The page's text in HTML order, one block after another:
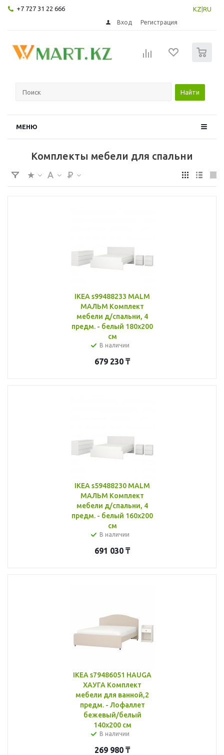
+7 727 31 22 666 KZ RU
Вход Регистрация
Найти
МЕНЮ
Комплекты мебели для спальни
IKEA s99488233 MALM
МАЛЬМ Комплект
мебели д/спальни, 4
предм. - белый 180x200
см
В наличии
679 230 ₸
IKEA s59488230 MALM
МАЛЬМ Комплект
мебели д/спальни, 4
предм. - белый 160x200
см
В наличии
691 030 ₸
IKEA s79486051 HAUGA
ХАУГА Комплект
мебели для ванной,2
предм. - Лофаллет
бежевый/белый
140x200 см
В наличии
269 980 ₸